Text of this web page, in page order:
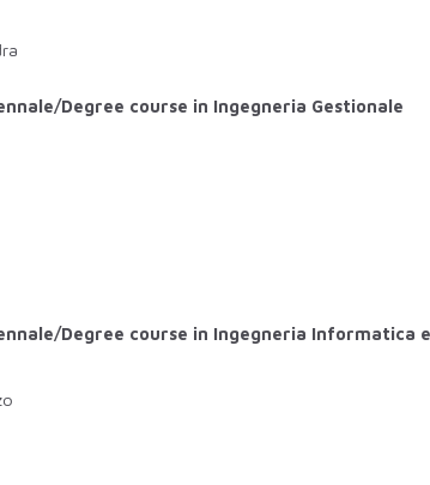
Degree course in Ingegneria Gestionale
Degree course in Ingegneria Informatica